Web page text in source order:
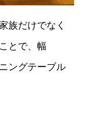
族だけでなく
とで、幅
ングテーブル